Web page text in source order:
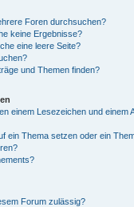
Foren durchsuchen?
keine Ergebnisse?
eine leere Seite?
und Themen finden?
einem Lesezeichen und einem
ein Thema setzen oder ein
Forum zulässig?